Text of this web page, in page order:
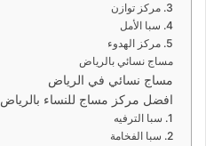
3. مركز توازن
4. سبا الأمل
5. مركز الهدوء
مساج نسائي بالرياض
مساج نسائي في الرياض
افضل مركز مساج للنساء بالرياض
1. سبا الترفيه
2. سبا الفخامة